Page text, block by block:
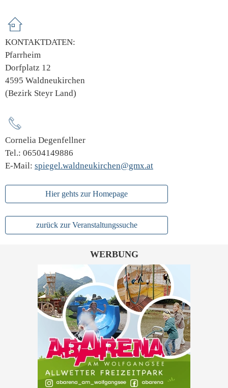
KONTAKTDATEN:
Pfarrheim
Dorfplatz 12
4595 Waldneukirchen
(Bezirk Steyr Land)
Cornelia Degenfellner
Tel.: 06504149886
E-Mail: spiegel.waldneukirchen@gmx.at
Hier gehts zur Homepage
zurück zur Veranstaltungssuche
WERBUNG